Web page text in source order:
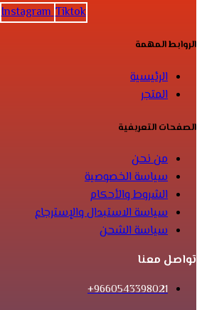
Instagram Tiktok
الروابط المهمة
الرئيسية
المتجر
الصفحات التعريفية
من نحن
سياسة الخصوصية
الشروط والأحكام
سياسة الاستبدال والإسترجاع
سياسة الشحن
تواصل معنا
9660543398021+